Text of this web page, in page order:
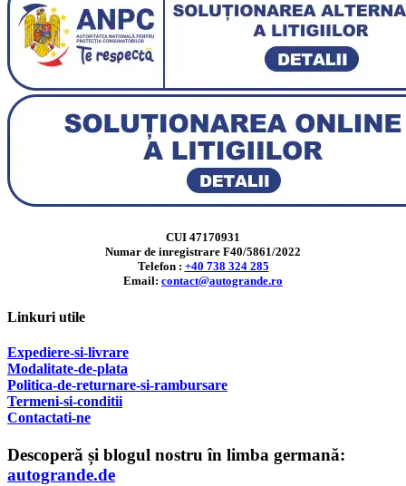
CUI 47170931
Numar de inregistrare F40/5861/2022
Telefon : +40 738 324 285
Email: contact@autogrande.ro
Linkuri utile
Expediere-si-livrare
Modalitate-de-plata
Politica-de-returnare-si-rambursare
Termeni-si-conditii
Contactati-ne
Descoperă și blogul nostru în limba germană:
autogrande.de